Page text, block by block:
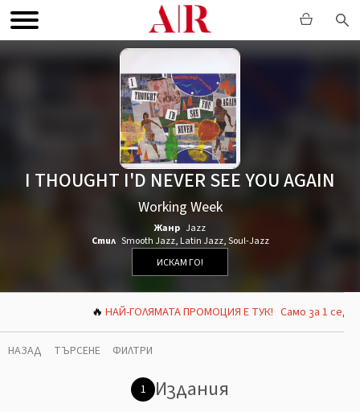
I THOUGHT I'D NEVER SEE YOU AGAIN
Working Week
Жанр Jazz
Стил Smooth Jazz, Latin Jazz,Soul-Jazz
ИСКАМ ГО!
НАЙ-ГОЛЯМАТА ПРОМОЦИЯ Е ТУК! Само за 1
НАЗАД ТЪРСЕНЕ ФИЛТРИ
1 Издания